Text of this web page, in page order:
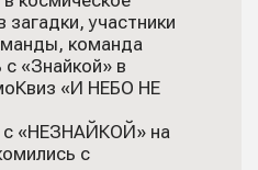
участники
команда
«Знайкой» в
«И НЕБО НЕ
с «НЕЗНАЙКОЙ» на
с